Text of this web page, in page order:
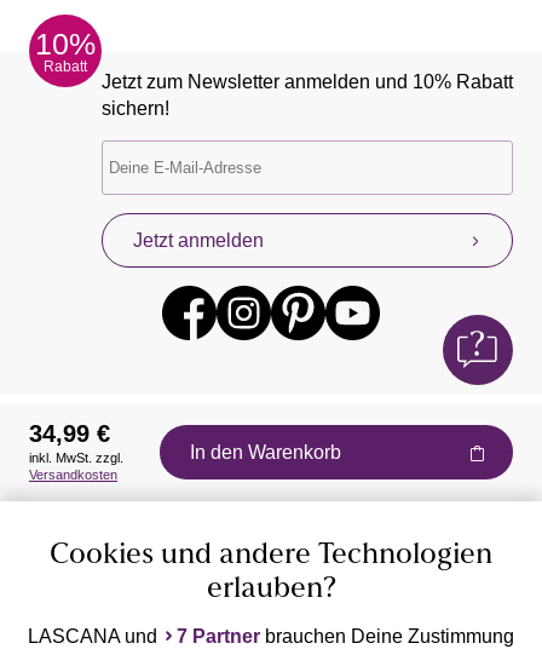
10%
Rabatt
Jetzt zum Newsletter anmelden und 10% Rabatt
sichern!
Jetzt anmelden
Auszeichnungen
34,99 €
inkl. MwSt. zzgl.
Versandkosten
In den Warenkorb
Cookies und andere Technologien
erlauben?
LASCANA und 7 Partner brauchen Deine Zustimmung